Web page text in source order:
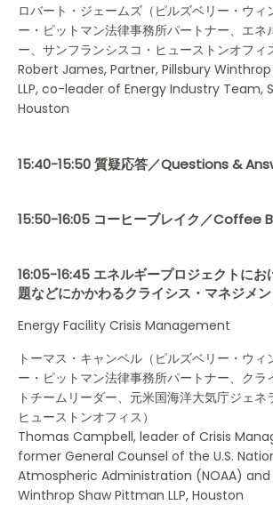
ロバート・ジェームズ（ピルズベリー・ウィ
ー・ピットマン法律事務所パートナー、エネ
ー、サンフランシスコ・ヒューストンオフィ
Robert James, Partner, Pillsbury
LLP, co-leader of Energy Industry Team,
Houston
15:40-15:50 質疑応答／Questions &
15:50-16:05 コーヒーブレイク／Coffee
16:05-16:45 エネルギープロジェクトにお
題などにかかわるクライシス・マネジメン
Energy Facility Crisis Management
トーマス・キャンベル（ピルズベリー・ウィ
ー・ピットマン法律事務所パートナー、クラ
トチームリーダー、元米国海洋大気庁ジェネ
ヒューストンオフィス）
Thomas Campbell, leader of Crisis
former General Counsel of the U.S.
Atmospheric Administration (NOAA) and
Winthrop Shaw Pittman LLP, Houston